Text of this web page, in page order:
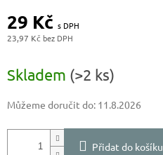
29 Kč
23,97 Kč
cena:
Skladem (>2 ks)
Můžeme doručit do: 11.8.2026
Přidat do košíku